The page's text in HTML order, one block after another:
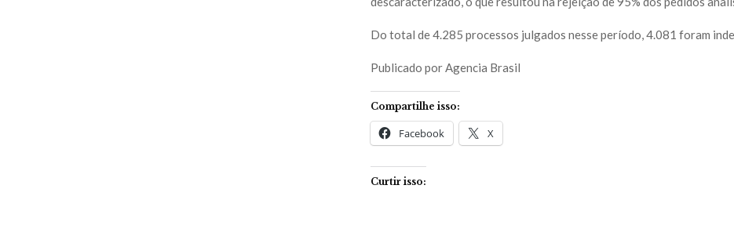
Do total de 4.285 processos julgados nesse período, 4.081 foram
Publicado por Agencia Brasil
Compartilhe isso:
Facebook X
Curtir isso: